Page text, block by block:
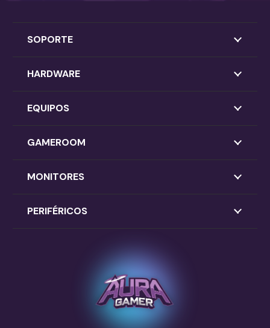
SOPORTE
HARDWARE
EQUIPOS
GAMEROOM
MONITORES
PERIFÉRICOS